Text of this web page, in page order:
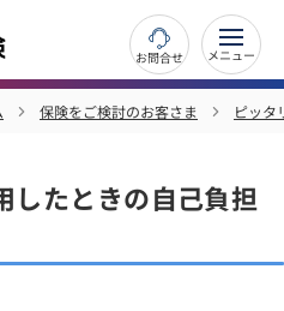
お問合せ
保険をご検討のお客さま ピッタ
したときの自己負担